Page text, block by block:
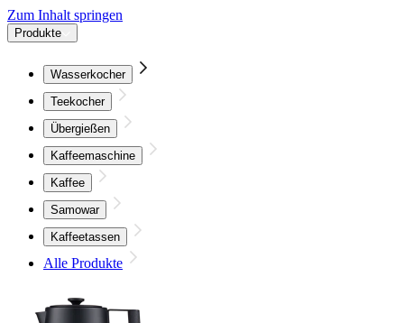
Zum Inhalt springen
Produkte
Wasserkocher
Teekocher
Übergießen
Kaffeemaschine
Kaffee
Samowar
Kaffeetassen
Alle Produkte